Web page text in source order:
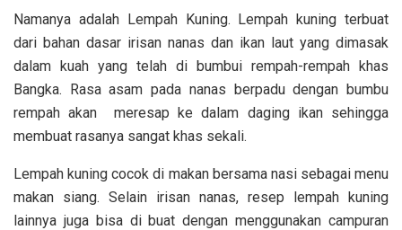
Namanya adalah Lempah Kuning. Lempah kuning terbuat
dari bahan dasar irisan nanas dan ikan laut yang dimasak
dalam kuah yang telah di bumbui rempah-rempah khas
Bangka. Rasa asam pada nanas berpadu dengan bumbu
rempah akan meresap ke dalam daging ikan sehingga
membuat rasanya sangat khas sekali.
Lempah kuning cocok di makan bersama nasi sebagai menu
makan siang. Selain irisan nanas, resep lempah kuning
lainnya juga bisa di buat dengan menggunakan campuran